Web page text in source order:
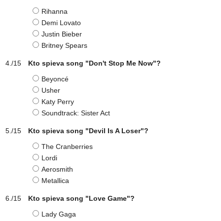
Rihanna
Demi Lovato
Justin Bieber
Britney Spears
Kto spieva song "Don't Stop Me Now"?
Beyoncé
Usher
Katy Perry
Soundtrack: Sister Act
Kto spieva song "Devil Is A Loser"?
The Cranberries
Lordi
Aerosmith
Metallica
Kto spieva song "Love Game"?
Lady Gaga